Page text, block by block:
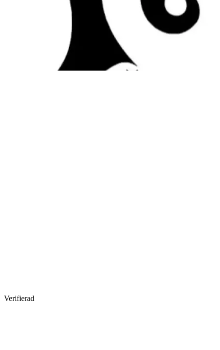
Verifierad